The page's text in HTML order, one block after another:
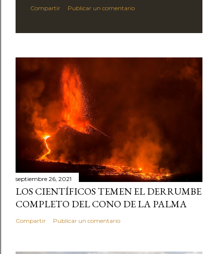
Compartir Publicar un comentario
septiembre 26, 2021
LOS CIENTÍFICOS TEMEN EL DERRUMBE
COMPLETO DEL CONO DE LA PALMA
Compartir Publicar un comentario